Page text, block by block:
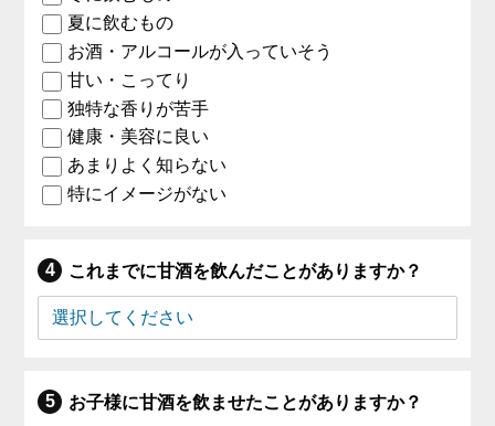
夏に飲むもの
お酒・アルコールが入っていそう
甘い・こってり
独特な香りが苦手
健康・美容に良い
あまりよく知らない
特にイメージがない
これまでに甘酒を飲んだことがありますか？
お子様に甘酒を飲ませたことがありますか？